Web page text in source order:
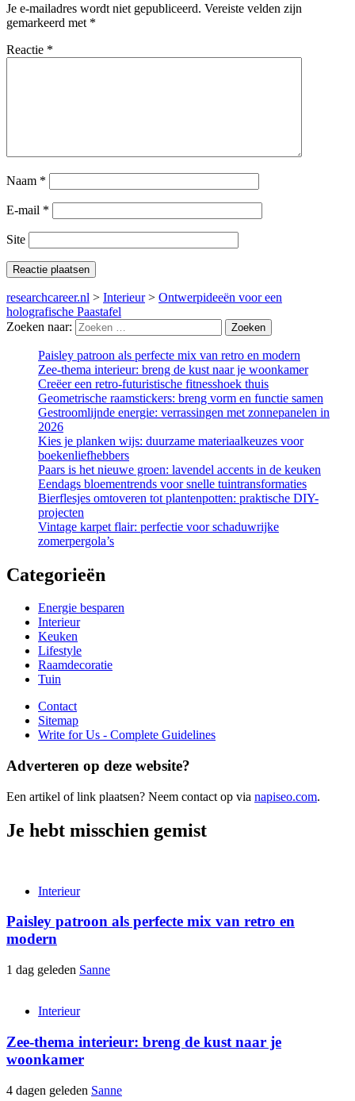
Je e-mailadres wordt niet gepubliceerd. Vereiste velden zijn
gemarkeerd met *
Reactie *
Naam *
E-mail *
Site
researchcareer.nl > Interieur> Ontwerpideeën voor een
holografische Paastafel
Zoeken naar:
Paisley patroon als perfecte mix van retro en modern
Zee-thema interieur: breng de kust naar je woonkamer
Creëer een retro-futuristische fitnesshoek thuis
Geometrische raamstickers: breng vorm en functie samen
Gestroomlijnde energie: verrassingen met zonnepanelen in
2026
Kies je planken wijs: duurzame materiaalkeuzes voor
boekenliefhebbers
Paars is het nieuwe groen: lavendel accents in de keuken
Eendags bloementrends voor snelle tuintransformaties
Bierflesjes omtoveren tot plantenpotten: praktische DIY-
projecten
Vintage karpet flair: perfectie voor schaduwrijke
zomerpergola’s
Categorieën
Energie besparen
Interieur
Keuken
Lifestyle
Raamdecoratie
Tuin
Contact
Sitemap
Write for Us - Complete Guidelines
Adverteren op deze website?
Een artikel of link plaatsen? Neem contact op via napiseo.com.
Je hebt misschien gemist
Interieur
Paisley patroon als perfecte mix van retro en
modern
1 dag geleden Sanne
Interieur
Zee-thema interieur: breng de kust naar je
woonkamer
4 dagen geleden Sanne